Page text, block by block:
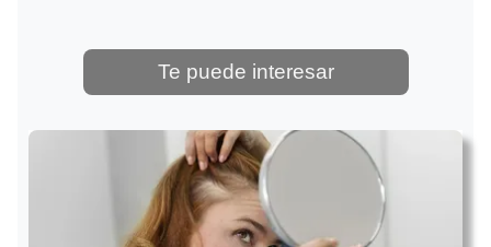
Te puede interesar